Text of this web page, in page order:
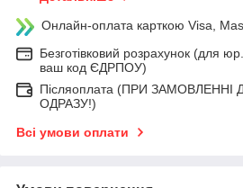
Онлайн-оплата карткою Visa,
Безготівковий розрахунок (для
ваш код ЄДРПОУ)
Післяоплата (ПРИ
ОДРАЗУ!)
Всі умови оплати